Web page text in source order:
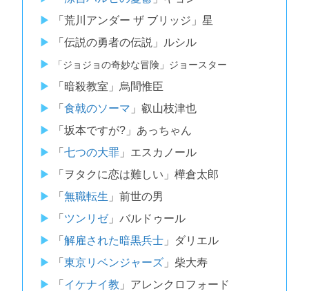
「荒川アンダー ザ ブリッジ」星
「伝説の勇者の伝説」ルシル
「ジョジョの奇妙な冒険」ジョースター
「暗殺教室」烏間惟臣
「 食戟のソーマ 」叡山枝津也
「坂本ですが?」あっちゃん
「 七つの大罪」エスカノール
「ヲタクに恋は難しい」樺倉太郎
「 無職転生 」前世の男
「 ツンリゼ」バルドゥール
「 解雇された暗黒兵士」ダリエル
「 東京リベンジャーズ」柴大寿
「 イケナイ教 」アレンクロフォード